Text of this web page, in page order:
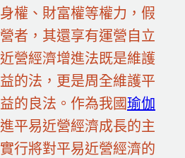
權、財富權等權力，假
者，其還享有運營自立
營經濟增進法既是維護
的法，更是周全維護平
的良法。作為我國瑜伽
平易近營經濟成長的主
行將對平易近營經濟的